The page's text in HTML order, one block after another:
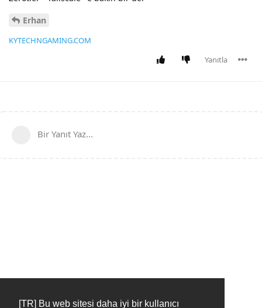
[TR] Bu web sitesi daha iyi bir kullanıcı
Erhan
KYTECHNGAMING.COM
Yanıtla
Bir Yanıt Yaz...